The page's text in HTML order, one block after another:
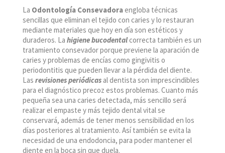
La Odontología Consevadoraengloba técnicas
sencillas que eliminan el tejido con caries y lo restauran
mediante materiales que hoy en día son estéticos y
duraderos. La higiene bucodentalcorrecta también es un
tratamiento consevador porque previene la aparación de
caries y problemas de encías como gingivitis o
periodontitis que pueden llevar a la pérdida del diente.
Las revisiones periódicas al dentista son imprescindibles
para el diagnóstico precoz estos problemas. Cuanto más
pequeña sea una caries detectada, más sencillo será
realizar el empaste y más tejido dental vital se
conservará, además de tener menos sensibilidad en los
días posteriores al tratamiento. Así también se evita la
necesidad de una endodoncia, para poder mantener el
diente en la boca sin que duela.